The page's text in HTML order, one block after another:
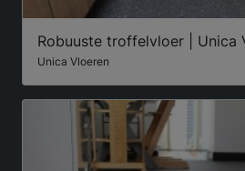
Robuuste troffelvloer | Unica
Unica Vloeren